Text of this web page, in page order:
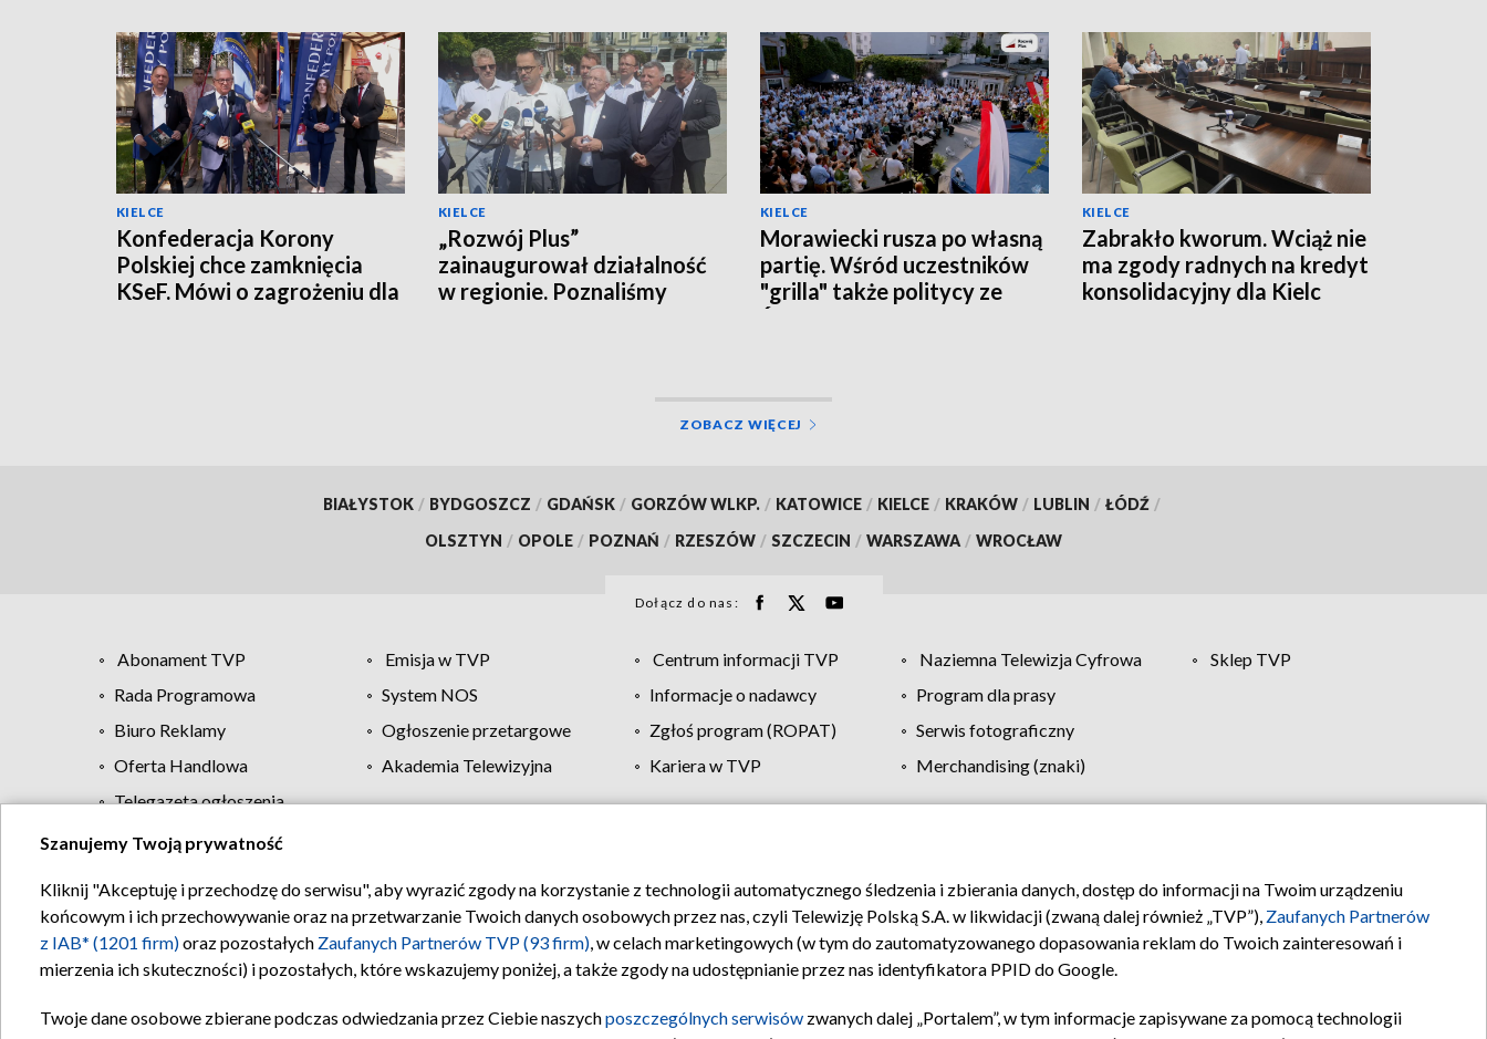
KIELCE
Konfederacja Korony
Polskiej chce zamknięcia
KSeF. Mówi o zagrożeniu dla
KIELCE
„Rozwój Plus”
zainaugurował działalność
w regionie. Poznaliśmy
KIELCE
Morawiecki rusza po własną
partię. Wśród uczestników
"grilla" także politycy ze
KIELCE
Zabrakło kworum. Wciąż nie
ma zgody radnych na kredyt
konsolidacyjny dla Kielc
ZOBACZ WIĘCEJ
BIAŁYSTOK / BYDGOSZCZ / GDAŃSK / GORZÓW WLKP. / KATOWICE / KIELCE / KRAKÓW / LUBLIN / ŁÓDŹ /
OLSZTYN / OPOLE / POZNAŃ / RZESZÓW / SZCZECIN / WARSZAWA / WROCŁAW
Dołącz do nas:
Abonament TVP Emisja w TVP Centrum informacji TVP Naziemna Telewizja Cyfrowa
Sklep TVP
Rada Programowa
System NOS Informacje o nadawcy
Program dla prasy
Biuro Reklamy
Ogłoszenie przetargowe Zgłoś program (ROPAT)
Serwis fotograficzny
Oferta Handlowa
Akademia Telewizyjna Kariera w TVP
Merchandising (znaki)
Telegazeta ogłoszenia
Regulamin TVP Polityka prywatności Moje zgody Pomoc Biuro reklamy Kontakt
Szanujemy Twoją prywatność
Kliknij "Akceptuję i przechodzę do serwisu", aby wyrazić zgody na korzystanie z technologii automatycznego śledzenia i zbierania danych, dostęp do informacji na Twoim urządzeniu
końcowym i ich przechowywanie oraz na przetwarzanie Twoich danych osobowych przez nas, czyli Telewizję Polską S.A. w likwidacji (zwaną dalej również „TVP”), Zaufanych Partnerów
z IAB* (1201 firm)oraz pozostałych Zaufanych Partnerów TVP (93 firm), w celach marketingowych (w tym do zautomatyzowanego dopasowania reklam do Twoich zainteresowań i
mierzenia ich skuteczności) i pozostałych, które wskazujemy poniżej, a także zgody na udostępnianie przez nas identyfikatora PPID do Google.
Twoje dane osobowe zbierane podczas odwiedzania przez Ciebie naszychposzczególnych serwisów zwanych dalej „Portalem”, w tym informacje zapisywane za pomocą technologii